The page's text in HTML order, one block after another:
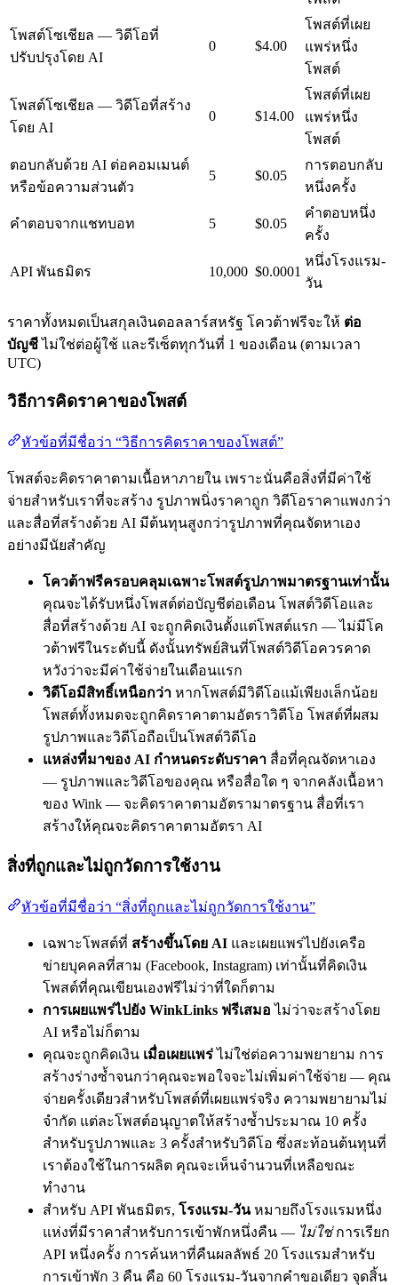
โพสต์โซเชียล — วิดีโอที่
ปรับปรุงโดย AI
0 $4.00
โพสต์ที่เผย
แพร่หนึ่ง
โพสต์
โพสต์โซเชียล — วิดีโอที่สร้าง
โดย AI
0 $14.00
โพสต์ที่เผย
แพร่หนึ่ง
โพสต์
ตอบกลับด้วย AI ต่อคอมเมนต์
หรือข้อความส่วนตัว
5 $0.05
การตอบกลับ
หนึ่งครั้ง
คำตอบจากแชทบอท 5 $0.05
คำตอบหนึ่ง
ครั้ง
API พันธมิตร 10,000 $0.0001
หนึ่งโรงแรม-
วัน
ราคาทั้งหมดเป็นสกุลเงินดอลลาร์สหรัฐ โควต้าฟรีจะให้ ต่อ
บัญชีไม่ใช่ต่อผู้ใช้ และรีเซ็ตทุกวันที่ 1 ของเดือน (ตามเวลา
UTC)
วิธีการคิดราคาของโพสต์
หัวข้อที่มีชื่อว่า “วิธีการคิดราคาของโพสต์”
โพสต์จะคิดราคาตามเนื้อหาภายใน เพราะนั่นคือสิ่งที่มีค่าใช้
จ่ายสำหรับเราที่จะสร้าง รูปภาพนิ่งราคาถูก วิดีโอราคาแพงกว่า
และสื่อที่สร้างด้วย AI มีต้นทุนสูงกว่ารูปภาพที่คุณจัดหาเอง
อย่างมีนัยสำคัญ
โควต้าฟรีครอบคลุมเฉพาะโพสต์รูปภาพมาตรฐานเท่านั้น
คุณจะได้รับหนึ่งโพสต์ต่อบัญชีต่อเดือน โพสต์วิดีโอและ
สื่อที่สร้างด้วย AI จะถูกคิดเงินตั้งแต่โพสต์แรก — ไม่มีโค
วต้าฟรีในระดับนี้ ดังนั้นทรัพย์สินที่โพสต์วิดีโอควรคาด
หวังว่าจะมีค่าใช้จ่ายในเดือนแรก
วิดีโอมีสิทธิ์เหนือกว่า หากโพสต์มีวิดีโอแม้เพียงเล็กน้อย
โพสต์ทั้งหมดจะถูกคิดราคาตามอัตราวิดีโอ โพสต์ที่ผสม
รูปภาพและวิดีโอถือเป็นโพสต์วิดีโอ
แหล่งที่มาของ AI กำหนดระดับราคา สื่อที่คุณจัดหาเอง
— รูปภาพและวิดีโอของคุณ หรือสื่อใด ๆ จากคลังเนื้อหา
ของ Wink — จะคิดราคาตามอัตรามาตรฐาน สื่อที่เรา
สร้างให้คุณจะคิดราคาตามอัตรา AI
สิ่งที่ถูกและไม่ถูกวัดการใช้งาน
หัวข้อที่มีชื่อว่า “สิ่งที่ถูกและไม่ถูกวัดการใช้งาน”
เฉพาะโพสต์ที่ สร้างขึ้นโดย AI และเผยแพร่ไปยังเครือ
ข่ายบุคคลที่สาม (Facebook, Instagram) เท่านั้นที่คิดเงิน
โพสต์ที่คุณเขียนเองฟรีไม่ว่าที่ใดก็ตาม
การเผยแพร่ไปยัง WinkLinks ฟรีเสมอ ไม่ว่าจะสร้างโดย
AI หรือไม่ก็ตาม
คุณจะถูกคิดเงิน เมื่อเผยแพร่ไม่ใช่ต่อความพยายาม การ
สร้างร่างซ้ำจนกว่าคุณจะพอใจจะไม่เพิ่มค่าใช้จ่าย — คุณ
จ่ายครั้งเดียวสำหรับโพสต์ที่เผยแพร่จริง ความพยายามไม่
จำกัด แต่ละโพสต์อนุญาตให้สร้างซ้ำประมาณ 10 ครั้ง
สำหรับรูปภาพและ 3 ครั้งสำหรับวิดีโอ ซึ่งสะท้อนต้นทุนที่
เราต้องใช้ในการผลิต คุณจะเห็นจำนวนที่เหลือขณะ
ทำงาน
สำหรับ API พันธมิตร, โรงแรม-วันหมายถึงโรงแรมหนึ่ง
แห่งที่มีราคาสำหรับการเข้าพักหนึ่งคืน — ไม่ใช่การเรียก
API หนึ่งครั้ง การค้นหาที่คืนผลลัพธ์ 20 โรงแรมสำหรับ
การเข้าพัก 3 คืน คือ 60 โรงแรม-วันจากคำขอเดียว จุดสิ้น